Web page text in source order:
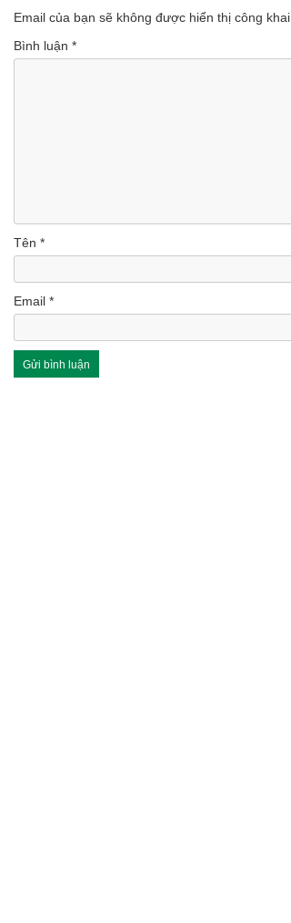
Email của bạn sẽ không được hiển thị công khai.
Bình luận *
Tên *
Email *